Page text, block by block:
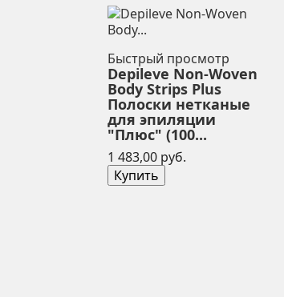
Быстрый просмотр
Depileve Non-Woven
Body Strips Plus
Полоски нетканые
для эпиляции
"Плюс" (100...
1 483,00 руб.
Купить